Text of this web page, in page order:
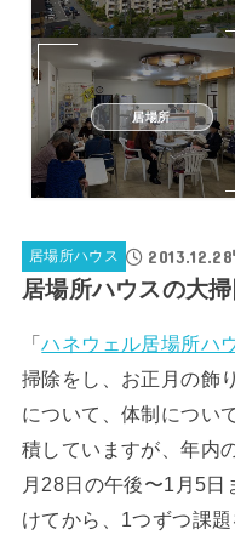
居場所
居場所ハウス 2013.12.28
居場所ハウスの大
「ハネウェル居場所ハ
掃除をし、お正月の飾
について、体制につい
積していますが、年内
月28日の午後〜1月5
けてから、1つずつ課